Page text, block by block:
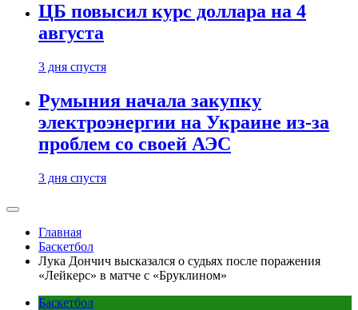
ЦБ повысил курс доллара на 4
августа
3 дня спустя
Румыния начала закупку
электроэнергии на Украине из-за
проблем со своей АЭС
3 дня спустя
Главная
Баскетбол
Лука Дончич высказался о судьях после поражения
«Лейкерс» в матче с «Бруклином»
Баскетбол